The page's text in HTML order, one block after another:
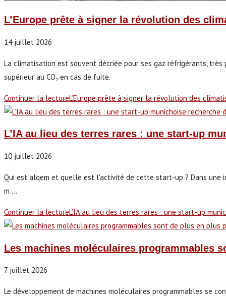
L’Europe prête à signer la révolution des
14 juillet 2026
La climatisation est souvent décriée pour ses gaz réfrigérants,
supérieur au CO₂ en cas de fuite.
Continuer la lectureL’Europe prête à signer la révolution des
L’IA au lieu des terres rares : une start-up
10 juillet 2026
Qui est alqem et quelle est l'activité de cette start-up ? Dans une
m ...
Continuer la lectureL’IA au lieu des terres rares : une start-up
Les machines moléculaires programmables
7 juillet 2026
Le développement de machines moléculaires programmables se